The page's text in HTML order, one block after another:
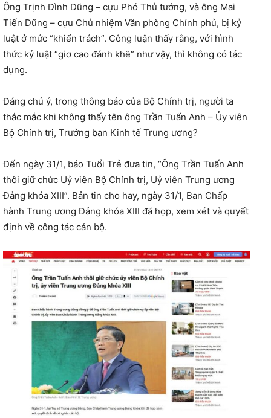
Ông Trịnh Đình Dũng – cựu Phó Thủ tướng, và ông Mai
Tiến Dũng – cựu Chủ nhiệm Văn phòng Chính phủ, bị kỷ
luật ở mức “khiển trách”. Công luận thấy rằng, với hình
thức kỷ luật “giơ cao đánh khẽ” như vậy, thì không có tác
dụng.
Đáng chú ý, trong thông báo của Bộ Chính trị, người ta
thắc mắc khi không thấy tên ông Trần Tuấn Anh – Ủy viên
Bộ Chính trị, Trưởng ban Kinh tế Trung ương?
Đến ngày 31/1, báo Tuổi Trẻ đưa tin, “Ông Trần Tuấn Anh
thôi giữ chức Uỷ viên Bộ Chính trị, Uỷ viên Trung ương
Đảng khóa XIII”. Bản tin cho hay, ngày 31/1, Ban Chấp
hành Trung ương Đảng khóa XIII đã họp, xem xét và quyết
định về công tác cán bộ.